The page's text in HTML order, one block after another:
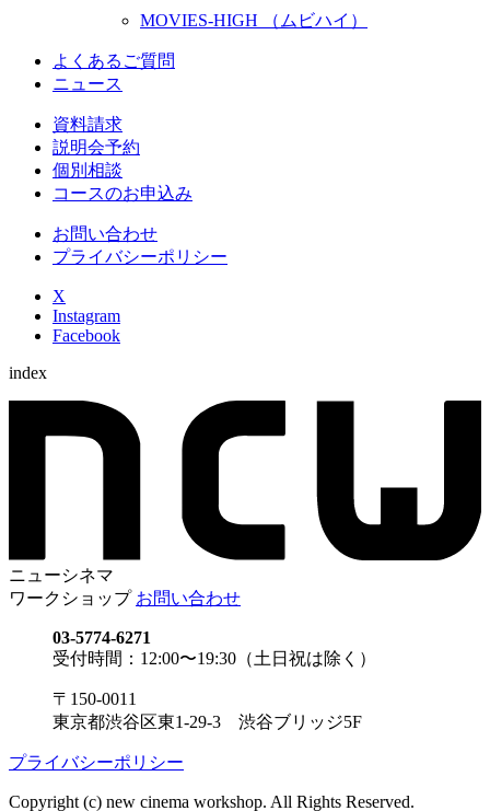
MOVIES-HIGH （ムビハイ）
よくあるご質問
ニュース
資料請求
説明会予約
個別相談
コースのお申込み
お問い合わせ
プライバシーポリシー
X
Instagram
Facebook
index
ニューシネマ
ワークショップ お問い合わせ
03-5774-6271
受付時間：12:00〜19:30（土日祝は除く）
〒150-0011
東京都渋谷区東1-29-3 渋谷ブリッジ5F
プライバシーポリシー
Copyright (c) new cinema workshop. All Rights Reserved.